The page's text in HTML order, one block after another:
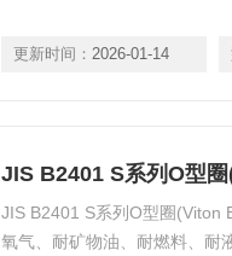
更新时间： 2026-01-14
JIS B2401 S系列O型
JIS B2401 S系列O型圈(Viton
氧气、耐矿物油、耐燃料、耐